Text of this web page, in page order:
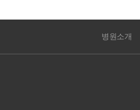
병원소개